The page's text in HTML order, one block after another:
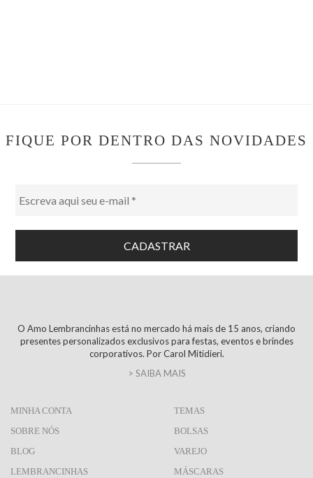
FIQUE POR DENTRO DAS NOVIDADES
O Amo Lembrancinhas está no mercado há mais de 15 anos, criando
presentes personalizados exclusivos para festas, eventos e brindes
corporativos. Por Carol Mitidieri.
> SAIBA MAIS
MINHA CONTA
SOBRE NÓS
BLOG
LEMBRANCINHAS
TEMAS
BOLSAS
VAREJO
MÁSCARAS